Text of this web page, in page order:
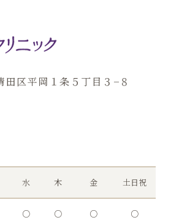
区平岡１条５丁目３−８
水 木 金 土日祝
○ ○ ○ ○